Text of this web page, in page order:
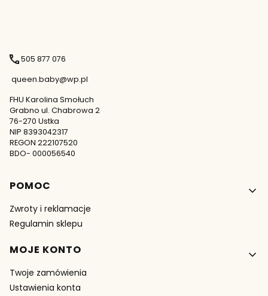
505 877 076
queen.baby@wp.pl
FHU Karolina Smołuch
Grabno ul. Chabrowa 2
76-270 Ustka
NIP 8393042317
REGON 222107520
BDO- 000056540
Linki w stopce
POMOC
Zwroty i reklamacje
Regulamin sklepu
MOJE KONTO
Twoje zamówienia
Ustawienia konta